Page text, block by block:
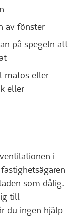
av fönster
på spegeln att
matos eller
eller
i
som dålig.
till
du ingen hjälp